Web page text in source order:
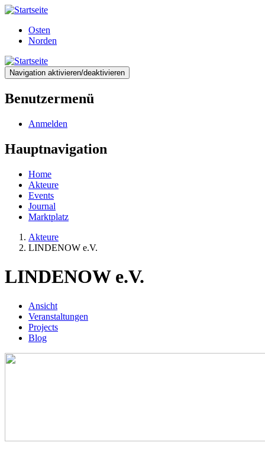
Direkt
Inhalt
Osten
Norden
Navigation aktivieren/deaktivieren
Benutzermenü
Anmelden
Hauptnavigation
Home
Akteure
Events
Journal
Marktplatz
Akteure
LINDENOW e.V.
LINDENOW e.V.
Primäre
Reiter
Ansicht
Reiter)
Veranstaltungen
Projects
Blog